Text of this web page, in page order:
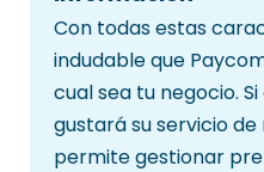
c
i
ó
n
d
Con todas estas
indudable que
cual sea tu negocio.
gustará su servicio
permite gestionar